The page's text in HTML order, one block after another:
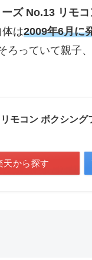
ズ No.13 リモ
は2009年6月に
ろっていて親子
モコン ボクシン
天から探す